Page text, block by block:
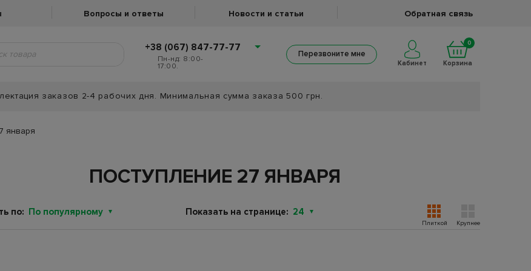
Вопросы и ответы Новости и статьи Обратная связь
+38 (067) 847-77-77
Пн-нд: 8:00-
17:00.
Перезвоните мне
Кабинет
0
Корзина
заказов 2-4 рабочих дня. Минимальная сумма заказа 500 грн.
января
ПОСТУПЛЕНИЕ 27 ЯНВАРЯ
по: По популярному Показать на странице: 24
Плиткой Крупнее